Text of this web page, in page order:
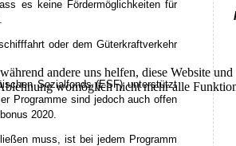
es keine Fördermöglichkeiten für
oder dem Güterkraftverkehr
Sozialfonds (ESF) unterstützt
Programme sind jedoch auch offen
2020.
muss, ist bei jedem Programm
andere uns helfen, diese Website
womöglich nicht mehr alle